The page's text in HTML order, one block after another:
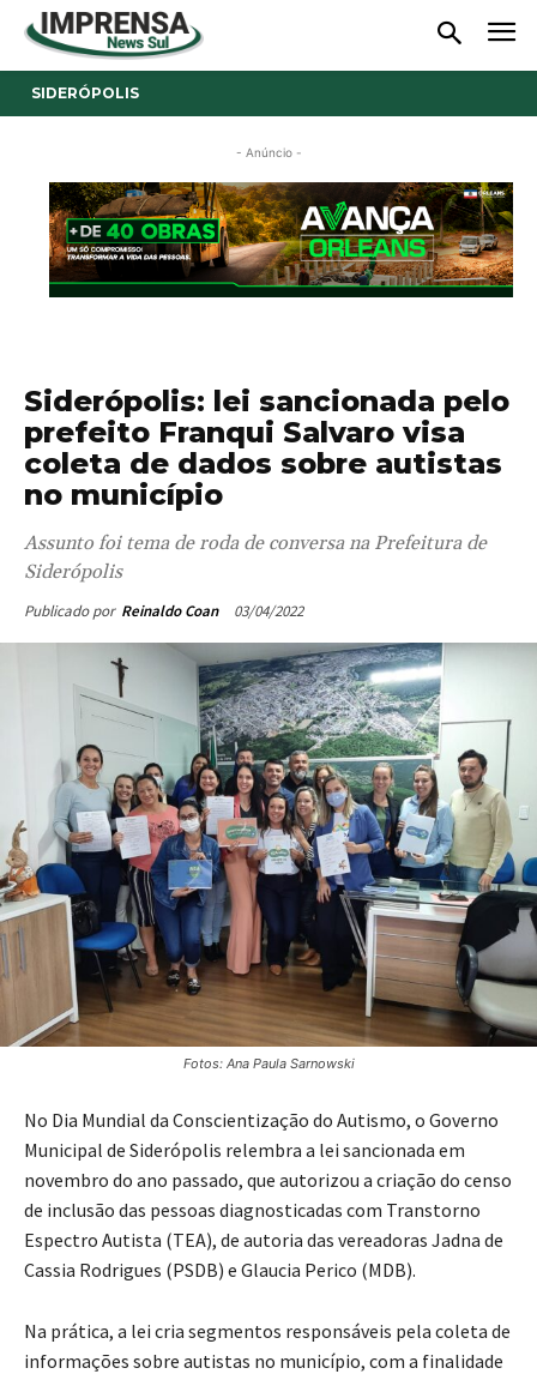
SIDERÓPOLIS
- Anúncio -
Siderópolis: lei sancionada pelo
prefeito Franqui Salvaro visa
coleta de dados sobre autistas
no município
Assunto foi tema de roda de conversa na Prefeitura de
Siderópolis
Publicado por Reinaldo Coan 03/04/2022
Fotos: Ana Paula Sarnowski
No Dia Mundial da Conscientização do Autismo, o Governo
Municipal de Siderópolis relembra a lei sancionada em
novembro do ano passado, que autorizou a criação do censo
de inclusão das pessoas diagnosticadas com Transtorno
Espectro Autista (TEA), de autoria das vereadoras Jadna de
Cassia Rodrigues (PSDB) e Glaucia Perico (MDB).
Na prática, a lei cria segmentos responsáveis pela coleta de
informações sobre autistas no município, com a finalidade